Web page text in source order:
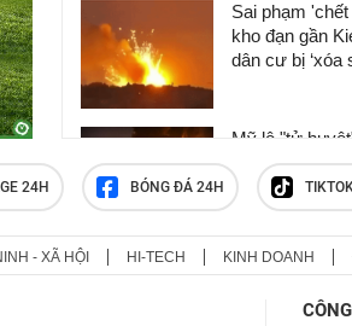
Sai phạm
kho đạn gần
dân cư bị ‘xóa
Mỹ lộ "tử
khốc liệt của
cơn thịnh nộ
Ukraine đứng
24H BÓNG ĐÁ 24H
- XÃ HỘI HI-TECH KINH DOANH